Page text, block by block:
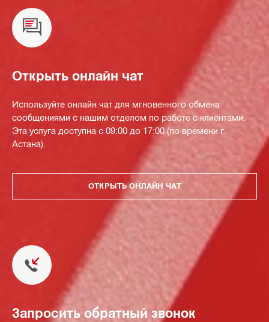
Открыть онлайн чат
Используйте онлайн чат для мгновенного обмена
сообщениями с нашим отделом по работе с клиентами.
Эта услуга доступна с 09:00 до 17:00 (по времени г.
Астана).
ОТКРЫТЬ ОНЛАЙН ЧАТ
Запросить обратный звонок